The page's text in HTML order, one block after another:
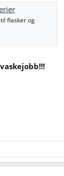
flasker og
vaskejobb!!!